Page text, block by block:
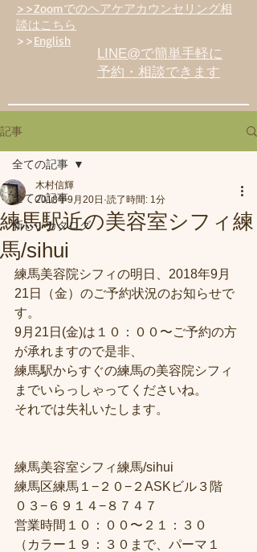
>>Zoomでのヘアケアカウンセリング相
談はこちら
>>English
LINE@で簡単手軽に
予約・相談できます
記事
全ての記事
新しいカタログ
全ての記事
練馬駅近の美容室シフィ練
馬/sihui
木村信輝
2018年9月20日 読了時間: 1分
練馬美容院シフィの明日、2018年9月
21日（金）のご予約状況のお知らせで
す。
9月21日(金)は１０：００〜ご予約の方
が承れますので是非、
練馬駅からすぐの練馬の美容院シフィ
までいらっしゃってくださいね。
それでは失礼いたします。
練馬美容室シフィ練馬/sihui
練馬区練馬１−２０−２ASKビル３階
０３−６９１４−８７４７
営業時間１０：００〜２１：３０
（カラー１９：３０まで、パーマ１